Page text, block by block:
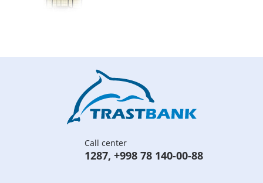
Call center
1287, +998 78 140-00-88